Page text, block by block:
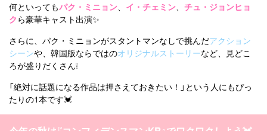
何といってもパク・ミニョン、 イ・チェミン、 チュ・ジョンヒョ
ク ら豪華キャスト出演✨
さらに、パク・ミニョンがスタントマンなしで挑んだアクション
シーンや、韓国版ならではのオリジナルストーリーなど、見どこ
ろが盛りだくさん❕
「絶対に話題になる作品は押さえておきたい！」という人にもぴっ
たりの1本です💓